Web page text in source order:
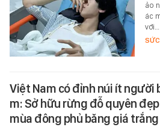
ảo
ác
với…
SỨC
Việt Nam có đỉnh núi ít người
m: Sở hữu rừng đỗ quyên
mùa đông phủ băng giá